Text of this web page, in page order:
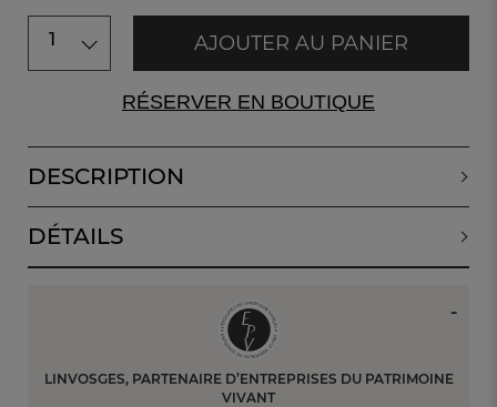
1 AJOUTER AU PANIER
RÉSERVER EN BOUTIQUE
DESCRIPTION
DÉTAILS
LINVOSGES, PARTENAIRE D’ENTREPRISES DU PATRIMOINE
VIVANT